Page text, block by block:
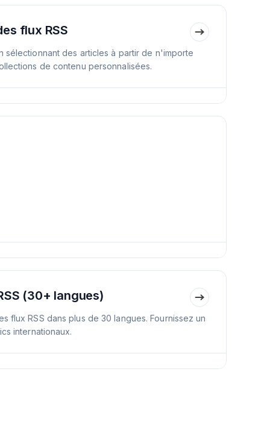
flux RSS
sélectionnant des articles à partir de n'importe
de contenu personnalisées.
(30+ langues)
flux RSS dans plus de 30 langues. Fournissez un
internationaux.